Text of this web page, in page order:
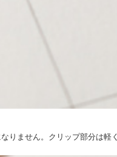
りません。クリップ部分は軽